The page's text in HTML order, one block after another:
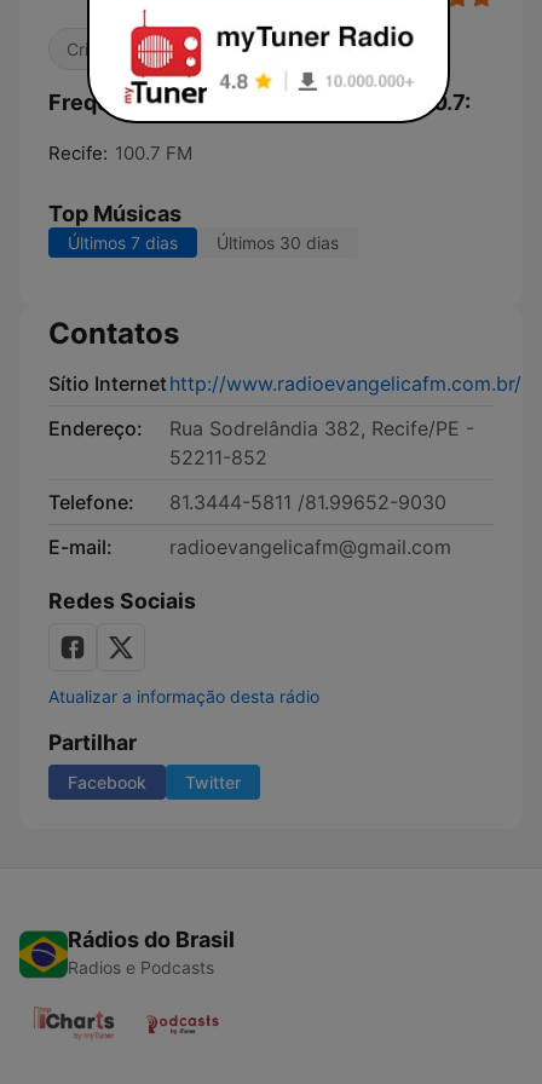
Cristã Religião & Espiritualidade
Frequências Rádio Evangélica FM 100.7:
Recife: 100.7 FM
Top Músicas
Últimos 7 dias Últimos 30 dias
Contatos
Sítio Internethttp://www.radioevangelicafm.com.br/
Endereço:
Rua Sodrelândia 382, Recife/PE -
52211-852
Telefone:
81.3444-5811 /81.99652-9030
E-mail:
radioevangelicafm@gmail.com
Redes Sociais
Atualizar a informação desta rádio
Partilhar
Facebook Twitter
Rádios do Brasil
Radios e Podcasts